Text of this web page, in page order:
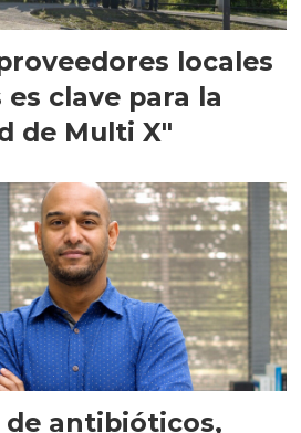
locales
clave para la
de Multi X"
antibióticos,